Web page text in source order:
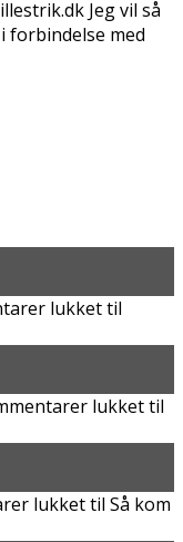
Jeg vil så
forbindelse med
lukkettil
lukkettil
lukkettil Så kom